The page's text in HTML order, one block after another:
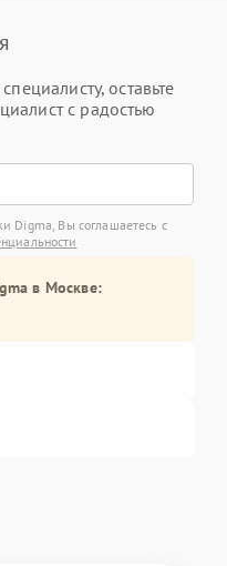
оставьте
с радостью
Digma, Вы соглашаетесь с
в Москве: